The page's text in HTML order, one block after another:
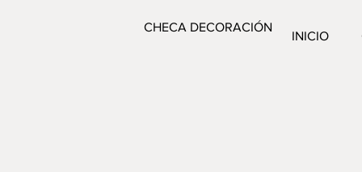
CHECA DECORACIÓN
INICIO